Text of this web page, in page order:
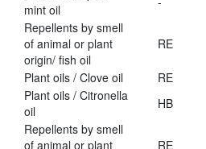
mint oil
Repellents by smell
of animal or plant
origin/ fish oil
RE
Plant oils / Clove oil RE
Plant oils / Citronella
oil
HB
Repellents by smell
of animal or plant
RE